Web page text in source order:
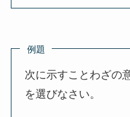
例題
次に示すことわざの
を選びなさい。